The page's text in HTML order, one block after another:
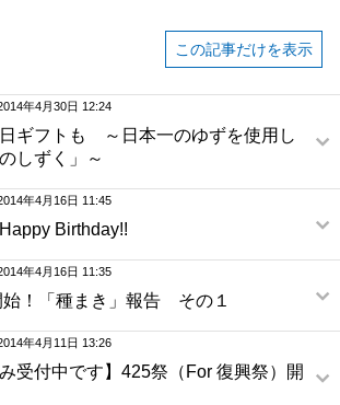
この記事だけを表示
年4月30日 12:24
日ギフトも ～日本一のゆずを使用し
しずく」～
年4月16日 11:45
Birthday!!
年4月16日 11:35
！「種まき」報告 その１
年4月11日 13:26
受付中です】425祭（For 復興祭）開